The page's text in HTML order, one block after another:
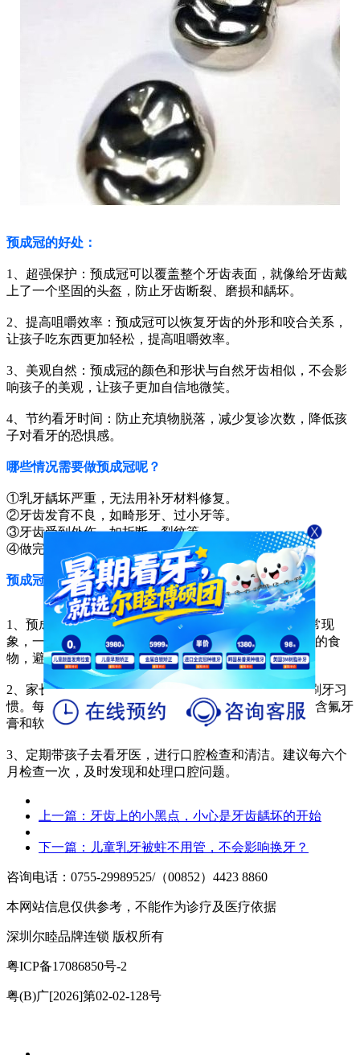
预成冠的好处：
1、超强保护：预成冠可以覆盖整个牙齿表面，就像给牙齿戴
上了一个坚固的头盔，防止牙齿断裂、磨损和龋坏。
2、提高咀嚼效率：预成冠可以恢复牙齿的外形和咬合关系，
让孩子吃东西更加轻松，提高咀嚼效率。
3、美观自然：预成冠的颜色和形状与自然牙齿相似，不会影
响孩子的美观，让孩子更加自信地微笑。
4、节约看牙时间：防止充填物脱落，减少复诊次数，降低孩
子对看牙的恐惧感。
哪些情况需要做预成冠呢？
①乳牙龋坏严重，无法用补牙材料修复。
②牙齿发育不良，如畸形牙、过小牙等。
③牙齿受到外伤，如折断、裂纹等。
④做完根管治疗的牙齿。
预成冠修复后需要注意什么？
1、预成冠修复后，孩子可能会感到一些不适，这是正常现
象，一般会在几天内消失。家长可以给孩子吃一些柔软的食
物，避免吃太硬或太黏的食物。
2、家长要注意孩子的口腔卫生，帮助孩子养成良好的刷牙习
惯。每天早晚刷牙，每次刷牙时间不少于三分钟，使用含氟牙
膏和软毛牙刷。
3、定期带孩子去看牙医，进行口腔检查和清洁。建议每六个
月检查一次，及时发现和处理口腔问题。
上一篇： 牙齿上的小黑点，小心是牙齿龋坏的开始
下一篇： 儿童乳牙被蛀不用管，不会影响换牙？
咨询电话：0755-29989525/（00852）4423 8860
本网站信息仅供参考，不能作为诊疗及医疗依据
深圳尔睦品牌连锁 版权所有
粤ICP备17086850号-2
粤(B)广[2026]第02-02-128号